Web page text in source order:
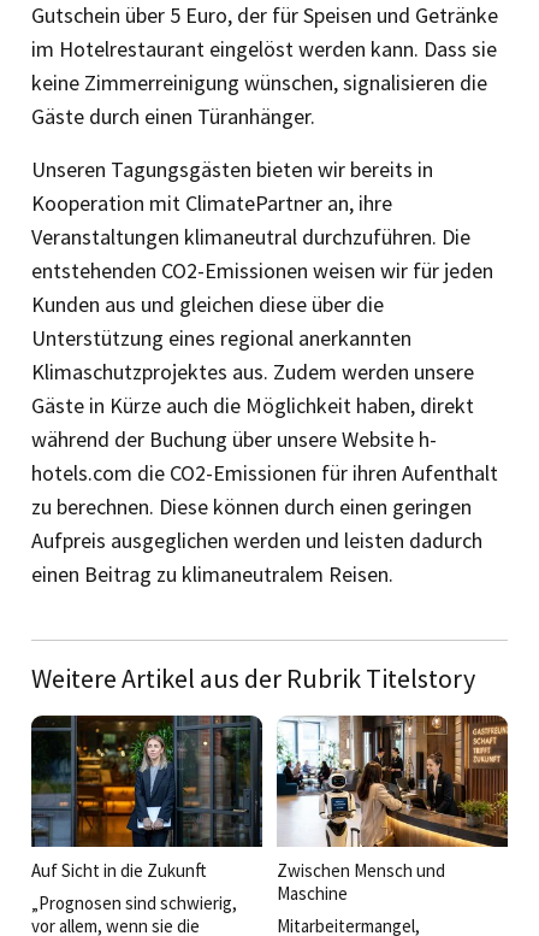
Gutschein über 5 Euro, der für Speisen und Getränke
im Hotelrestaurant eingelöst werden kann. Dass sie
keine Zimmerreinigung wünschen, signalisieren die
Gäste durch einen Türanhänger.
Unseren Tagungsgästen bieten wir bereits in
Kooperation mit ClimatePartner an, ihre
Veranstaltungen klimaneutral durchzuführen. Die
entstehenden CO2-Emissionen weisen wir für jeden
Kunden aus und gleichen diese über die
Unterstützung eines regional anerkannten
Klimaschutzprojektes aus. Zudem werden unsere
Gäste in Kürze auch die Möglichkeit haben, direkt
während der Buchung über unsere Website h-
hotels.com die CO2-Emissionen für ihren Aufenthalt
zu berechnen. Diese können durch einen ge­ringen
Aufpreis ausgeglichen werden und leisten dadurch
einen Beitrag zu klimaneutralem Reisen.
Weitere Artikel aus der Rubrik Titelstory
Auf Sicht in die Zukunft
„Prognosen sind schwierig,
vor allem, wenn sie die
Zwischen Mensch und
Maschine
Mitarbeitermangel,